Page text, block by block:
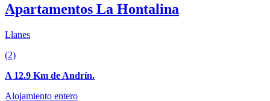
Apartamentos La Hontalina
Llanes
(2)
A 12.9 Km de Andrín.
Alojamiento entero